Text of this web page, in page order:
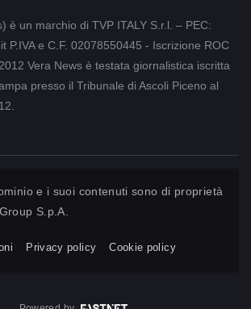
è un marchio di TVP ITALY S.r.l. – PEC:
P.IVA e C.F. 02078550445 - Iscrizione ROC
Vera News è testata giornalistica iscritta
presso il Tribunale di Ascoli Piceno al
e i suoi contenuti sono di proprietà
S.p.A.
Privacy policy Cookie policy